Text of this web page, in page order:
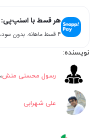
تومان
هر قسط با اسنپ‌پی:
۴ قسط ماهانه. بدون سود، چک و ضامن.
رسول محسنی منش،
علی شهرابی